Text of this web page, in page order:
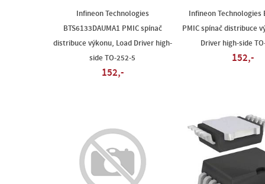
Infineon Technologies
BTS6133DAUMA1 PMIC spínač
distribuce výkonu, Load Driver high-
side TO-252-5
152,-
Infineon Technologies
PMIC spínač distribuce
Driver high-side
152,-